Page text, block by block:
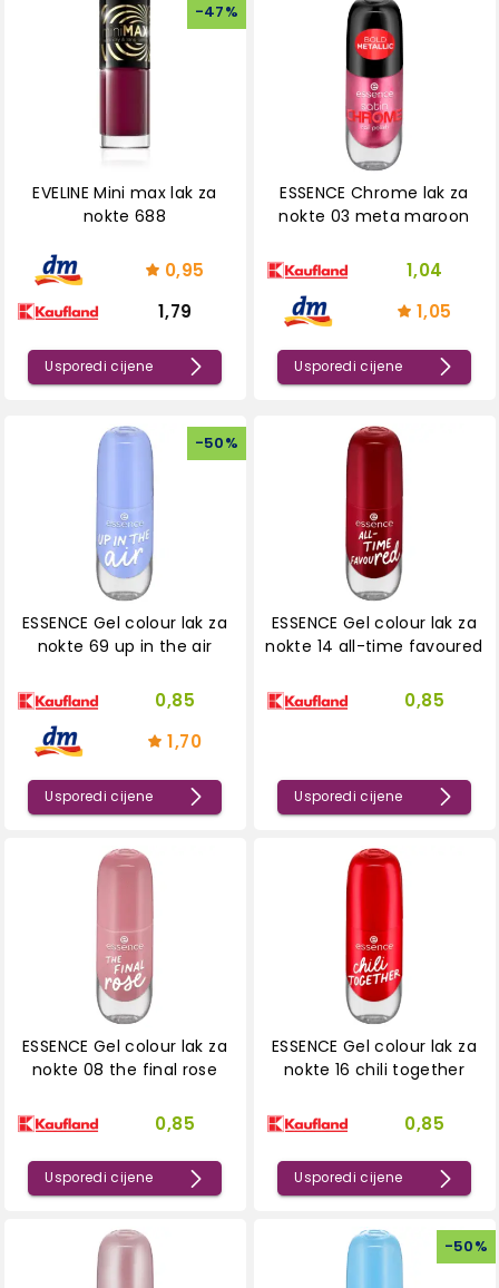
-47%
EVELINE Mini max lak za
nokte 688
0,95
1,79
Usporedi cijene
ESSENCE Chrome lak za
nokte 03 meta maroon
1,04
1,05
Usporedi cijene
-50%
ESSENCE Gel colour lak za
nokte 69 up in the air
0,85
1,70
Usporedi cijene
ESSENCE Gel colour lak za
nokte 14 all-time favoured
0,85
Usporedi cijene
ESSENCE Gel colour lak za
nokte 08 the final rose
0,85
Usporedi cijene
ESSENCE Gel colour lak za
nokte 16 chili together
0,85
Usporedi cijene
-50%